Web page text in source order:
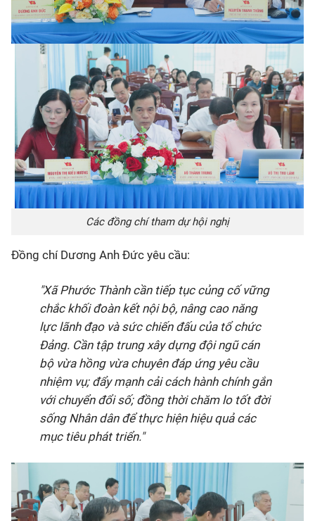
Các đồng chí tham dự hội nghị
Đồng chí Dương Anh Đức yêu cầu:
"Xã Phước Thành cần tiếp tục củng cố vững
chắc khối đoàn kết nội bộ, nâng cao năng
lực lãnh đạo và sức chiến đấu của tổ chức
Đảng. Cần tập trung xây dựng đội ngũ cán
bộ vừa hồng vừa chuyên đáp ứng yêu cầu
nhiệm vụ; đẩy mạnh cải cách hành chính gắn
với chuyển đổi số; đồng thời chăm lo tốt đời
sống Nhân dân để thực hiện hiệu quả các
mục tiêu phát triển."